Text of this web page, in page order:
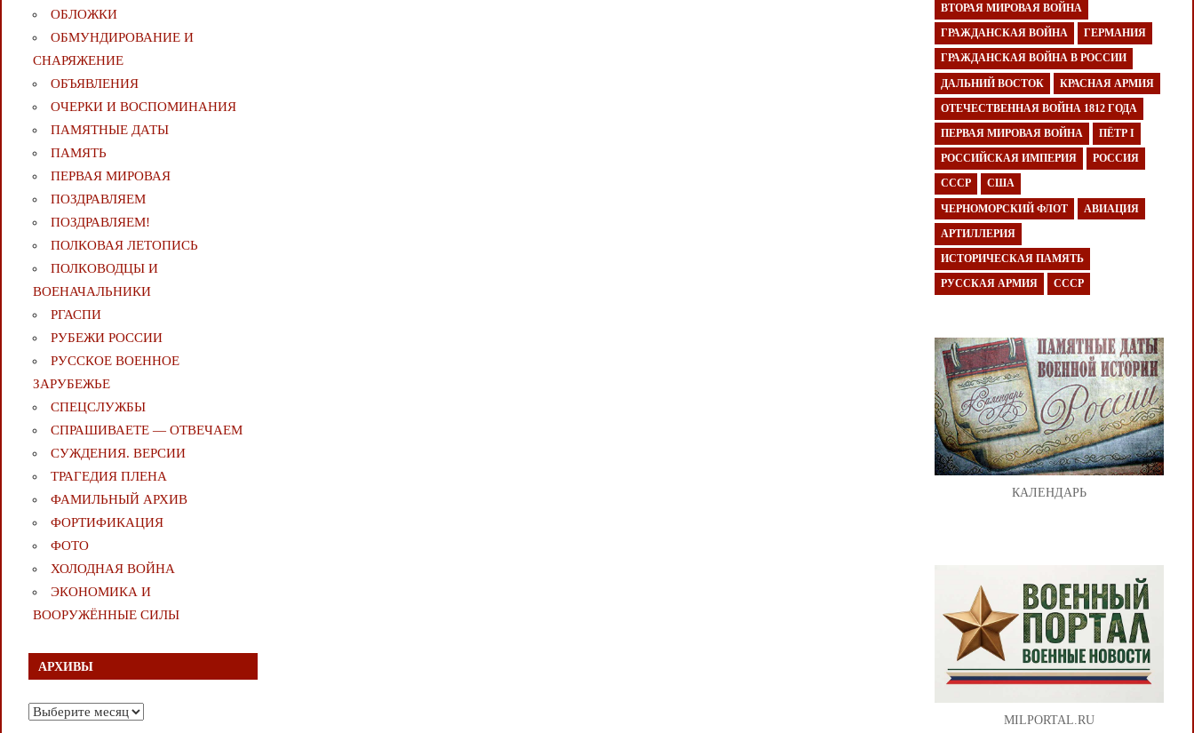
ОБЛОЖКИ
ОБМУНДИРОВАНИЕ И
СНАРЯЖЕНИЕ
ОБЪЯВЛЕНИЯ
ОЧЕРКИ И ВОСПОМИНАНИЯ
ПАМЯТНЫЕ ДАТЫ
ПАМЯТЬ
ПЕРВАЯ МИРОВАЯ
ПОЗДРАВЛЯЕМ
ПОЗДРАВЛЯЕМ!
ПОЛКОВАЯ ЛЕТОПИСЬ
ПОЛКОВОДЦЫ И
ВОЕНАЧАЛЬНИКИ
РГАСПИ
РУБЕЖИ РОССИИ
РУССКОЕ ВОЕННОЕ
ЗАРУБЕЖЬЕ
СПЕЦСЛУЖБЫ
СПРАШИВАЕТЕ — ОТВЕЧАЕМ
СУЖДЕНИЯ. ВЕРСИИ
ТРАГЕДИЯ ПЛЕНА
ФАМИЛЬНЫЙ АРХИВ
ФОРТИФИКАЦИЯ
ФОТО
ХОЛОДНАЯ ВОЙНА
ЭКОНОМИКА И
ВООРУЖЁННЫЕ СИЛЫ
АРХИВЫ
Архивы
ВТОРАЯ МИРОВАЯ ВОЙНА
ГРАЖДАНСКАЯ ВОЙНА ГЕРМАНИЯ
ГРАЖДАНСКАЯ ВОЙНА В РОССИИ
ДАЛЬНИЙ ВОСТОК КРАСНАЯ АРМИЯ
ОТЕЧЕСТВЕННАЯ ВОЙНА 1812 ГОДА
ПЕРВАЯ МИРОВАЯ ВОЙНА ПЁТР I
РОССИЙСКАЯ ИМПЕРИЯ РОССИЯ
СССР США
ЧЕРНОМОРСКИЙ ФЛОТ АВИАЦИЯ
АРТИЛЛЕРИЯ
ИСТОРИЧЕСКАЯ ПАМЯТЬ
РУССКАЯ АРМИЯ СССР
КАЛЕНДАРЬ
MILPORTAL.RU